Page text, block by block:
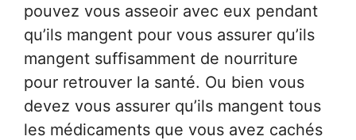
pouvez vous asseoir avec eux pendant
qu’ils mangent pour vous assurer qu’ils
mangent suffisamment de nourriture
pour retrouver la santé. Ou bien vous
devez vous assurer qu’ils mangent tous
les médicaments que vous avez cachés